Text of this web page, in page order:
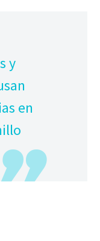
y
en